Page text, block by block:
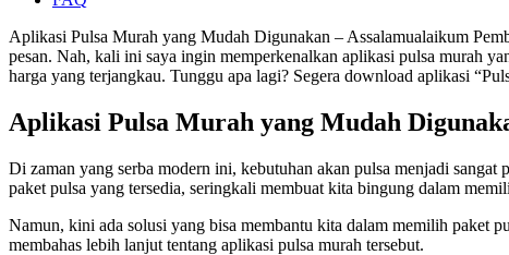
Aplikasi Pulsa Murah yang Mudah Digunakan – Assalamualaikum
pesan. Nah, kali ini saya ingin memperkenalkan aplikasi pulsa murah
harga yang terjangkau. Tunggu apa lagi? Segera download aplikasi
Aplikasi Pulsa Murah yang Mudah
Di zaman yang serba modern ini, kebutuhan akan pulsa menjadi
paket pulsa yang tersedia, seringkali membuat kita bingung dalam
Namun, kini ada solusi yang bisa membantu kita dalam memilih paket
membahas lebih lanjut tentang aplikasi pulsa murah tersebut.